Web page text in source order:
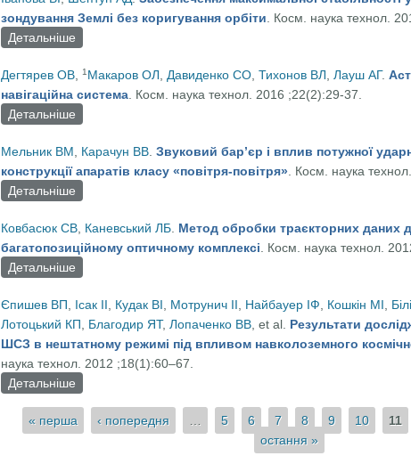
зондування Землі без коригування орбіти. Косм. наука технол.
Детальніше про Забезпечення максимальної стабільності умов
Дегтярев ОВ, 1 Макаров ОЛ, Давиденко СО, Тихонов ВЛ, Лауш АГ.
навігаційна система. Косм. наука технол. 2016 ;22(2):29-37.
Детальніше
Мельник ВМ, Карачун ВВ. Звуковий бар’єр і вплив потужної
конструкції апаратів класу «повітря-повітря». Косм. наука
Детальніше про Звуковий бар’єр і вплив потужної ударної N-хвилі
Ковбасюк СВ, Каневський ЛБ. Метод обробки траєкторних даних
багатопозиційному оптичному комплексі. Косм. наука технол.
Детальніше про Метод обробки траєкторних даних для космічних
Єпишев ВП, Ісак ІІ, Кудак ВІ, Мотрунич ІІ, Найбауер ІФ, Кошкін МІ,
Лотоцький КП, Благодир ЯТ, Лопаченко ВВ, et al. Результати
ШСЗ в нештатному режимі під впливом навколоземного
наука технол. 2012 ;18(1):60–67.
Детальніше про Результати досліджень поведінки на орбіті ШСЗ в
Сторінки
« перша ‹ попередня … 5 6 7 8 9 10 11
остання »